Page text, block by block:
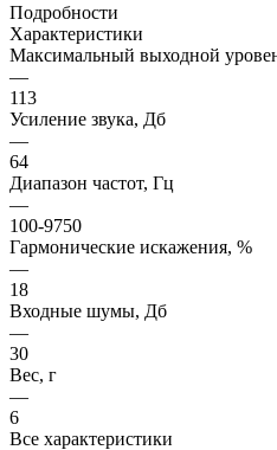
Подробности
Характеристики
Максимальный выходной
—
113
Усиление звука, Дб
—
64
Диапазон частот, Гц
—
100-9750
Гармонические искажения, %
—
18
Входные шумы, Дб
—
30
Вес, г
—
6
Все характеристики